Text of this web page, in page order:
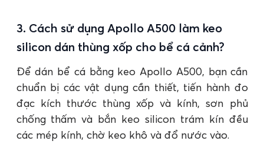
3. Cách sử dụng Apollo A500 làm keo
silicon dán thùng xốp cho bể cá cảnh?
Để dán bể cá bằng keo Apollo A500, bạn cần
chuẩn bị các vật dụng cần thiết, tiến hành đo
đạc kích thước thùng xốp và kính, sơn phủ
chống thấm và bắn keo silicon trám kín đều
các mép kính, chờ keo khô và đổ nước vào.